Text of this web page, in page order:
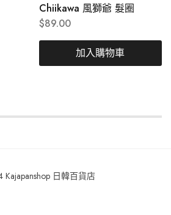
Chiikawa 風獅爺 髮圈
$89.00
加入購物車
日韓百貨店